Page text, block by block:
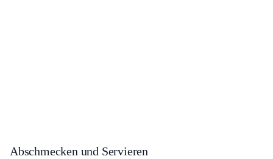
Abschmecken und Servieren